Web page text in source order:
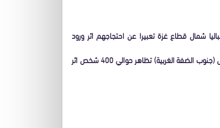
شمال قطاع غزة تعبيرا عن احتجاجهم اثر ورود
معلومات عن تدنيس القرآن الكريم. واحرق عدد من المتظاهرين الاعلام الامريكية والاسرائيلية. وفي الخليل (جنوب الضفة الغربية) تظاهر حوالي 400 شخص اثر